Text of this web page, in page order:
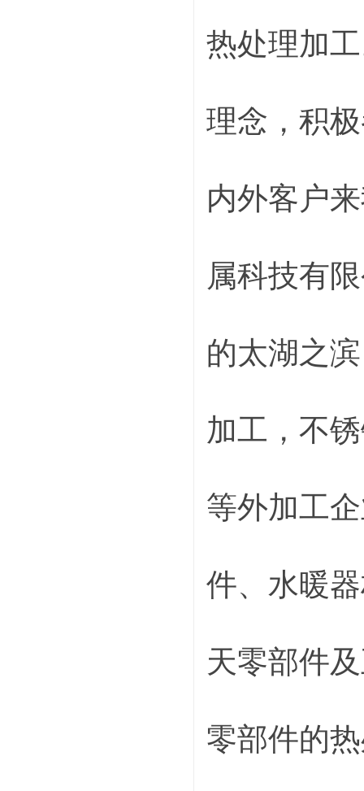
热处理加
理念，积
内外客户
属科技有
的太湖之
加工，不
等外加工
件、水暖
天零部件
零部件的